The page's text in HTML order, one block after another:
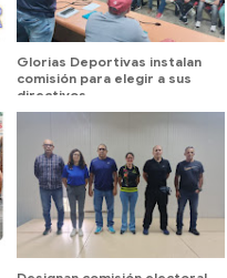
Glorias Deportivas instalan
comisión para elegir a sus
directivos